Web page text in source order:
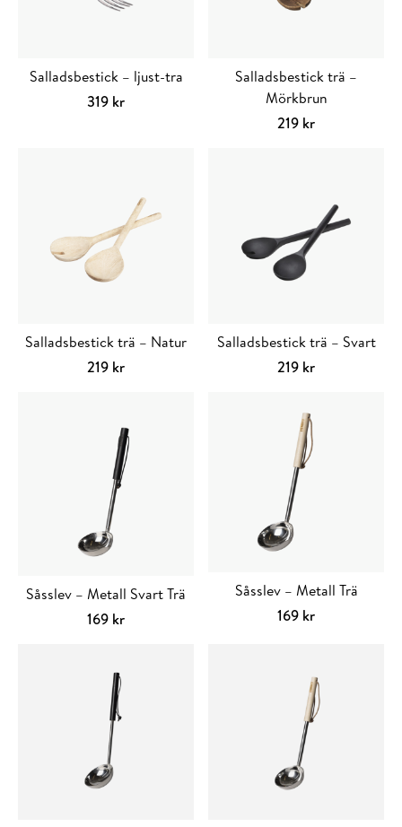
Salladsbestick – ljust-tra
319 kr
Salladsbestick trä –
Mörkbrun
219 kr
Salladsbestick trä – Natur
219 kr
Salladsbestick trä – Svart
219 kr
Såsslev – Metall Svart Trä
169 kr
Såsslev – Metall Trä
169 kr